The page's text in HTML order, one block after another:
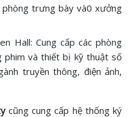
trưng bày và0 xưởng
Hall: Cung cấp các phòng
phim và thiết bị kỹ thuật số
truyền thông, điện ảnh,
cũng cung cấp hệ thống ký